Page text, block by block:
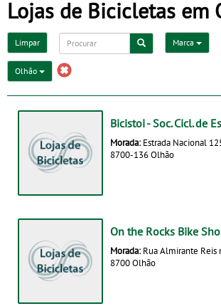
Lojas de Bicicletas em
Limpar Marca
Olhão
Bicistoi - Soc. Cicl. de
Morada: Estrada Nacional
8700-136 Olhão
On the Rocks Bike
Morada: Rua Almirante Reis
8700 Olhão